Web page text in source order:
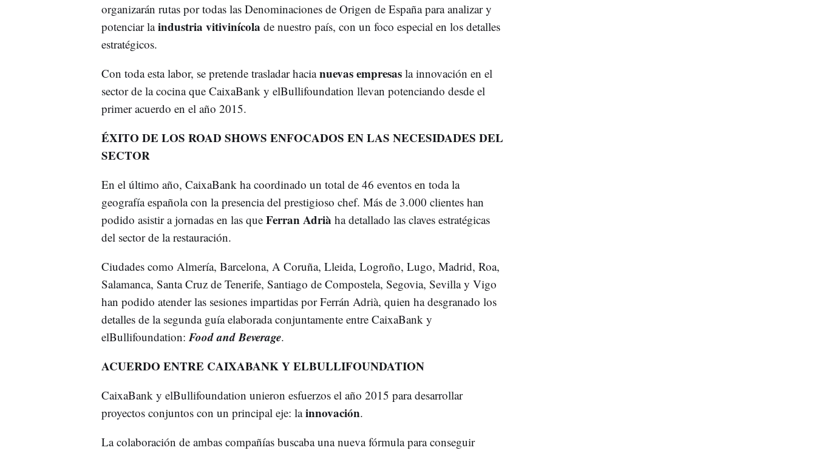
organizarán rutas por todas las Denominaciones de Origen de España para analizar y
potenciar laindustria vitivinícola de nuestro país, con un foco especial en los detalles
estratégicos.
Con toda esta labor, se pretende trasladar hacianuevas empresasla innovación en el
sector de la cocina que CaixaBank y elBullifoundation llevan potenciando desde el
primer acuerdo en el año 2015.
ÉXITO DE LOS ROAD SHOWS ENFOCADOS EN LAS NECESIDADES DEL
SECTOR
En el último año, CaixaBank ha coordinado un total de 46 eventos en toda la
geografía española con la presencia del prestigioso chef. Más de 3.000 clientes han
podido asistir a jornadas en las queFerran Adrià ha detallado las claves estratégicas
del sector de la restauración.
Ciudades como Almería, Barcelona, A Coruña, Lleida, Logroño, Lugo, Madrid, Roa,
Salamanca, Santa Cruz de Tenerife, Santiago de Compostela, Segovia, Sevilla y Vigo
han podido atender las sesiones impartidas por Ferrán Adrià, quien ha desgranado los
detalles de la segunda guía elaborada conjuntamente entre CaixaBank y
elBullifoundation: Food and Beverage.
ACUERDO ENTRE CAIXABANK Y ELBULLIFOUNDATION
CaixaBank y elBullifoundation unieron esfuerzos el año 2015 para desarrollar
proyectos conjuntos con un principal eje: lainnovación.
La colaboración de ambas compañías buscaba una nueva fórmula para conseguir